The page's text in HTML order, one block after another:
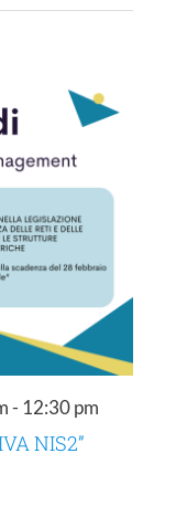
- 12:30 pm
NIS2”